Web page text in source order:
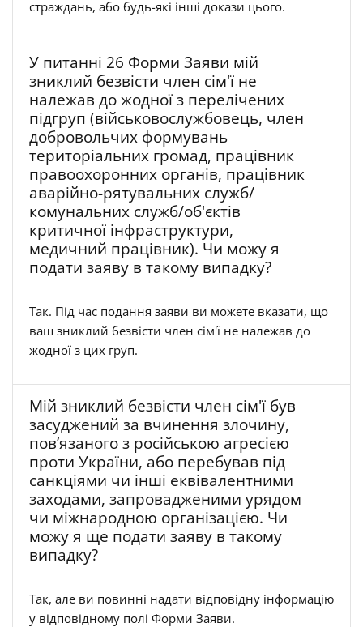
страждань, або будь-які інші докази цього.
У питанні 26 Форми Заяви мій
зниклий безвісти член сім'ї не
належав до жодної з перелічених
підгруп (військовослужбовець, член
добровольчих формувань
територіальних громад, працівник
правоохоронних органів, працівник
аварійно-рятувальних служб/
комунальних служб/об'єктів
критичної інфраструктури,
медичний працівник). Чи можу я
подати заяву в такому випадку?
Так. Під час подання заяви ви можете вказати, що
ваш зниклий безвісти член сім'ї не належав до
жодної з цих груп.
Мій зниклий безвісти член сім'ї був
засуджений за вчинення злочину,
пов’язаного з російською агресією
проти України, або перебував під
санкціями чи інші еквівалентними
заходами, запровадженими урядом
чи міжнародною організацією. Чи
можу я ще подати заяву в такому
випадку?
Так, але ви повинні надати відповідну інформацію
у відповідному полі Форми Заяви.